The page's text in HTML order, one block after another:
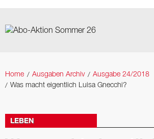
Home Ausgaben Archiv
Ausgabe 24/2018
Was macht eigentlich Luisa Gnecchi?
LEBEN